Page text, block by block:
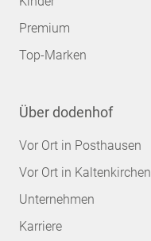
Premium
Top-Marken
Über dodenhof
Vor Ort in Posthausen
Vor Ort in Kaltenkirchen
Unternehmen
Karriere